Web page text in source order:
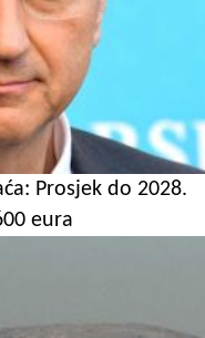
Prosjek do 2028.
eura